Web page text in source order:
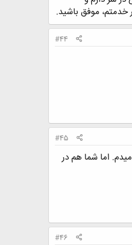
موفق باشید.
#44
#45
اما شما هم در
#46